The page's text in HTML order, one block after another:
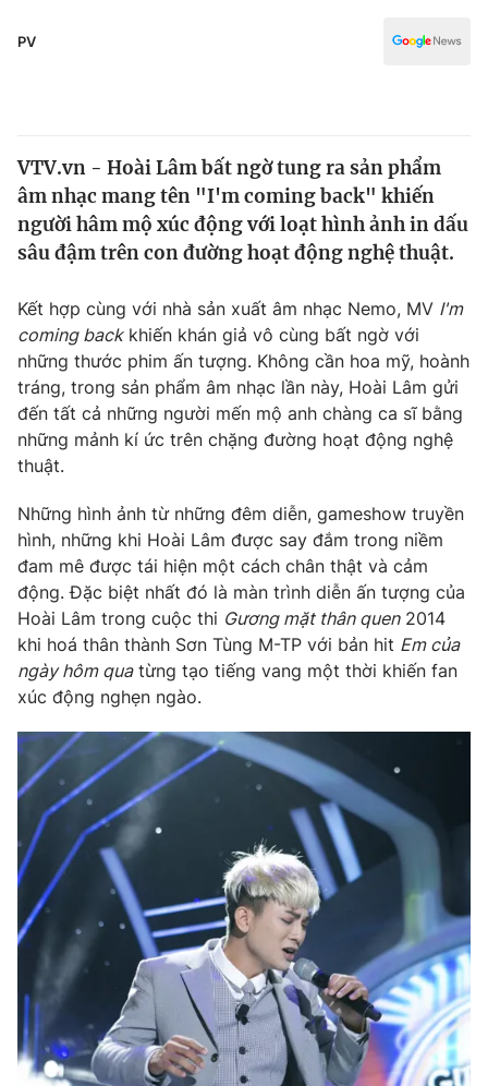
Pháp luật
Thế giới
Tin tức
Thế giới đó đây
Câu chuyện quốc tế
Kinh tế
Thị trường
Góc doanh nghiệp
Dữ liệu và đời sống
Truyền hình
Phim VTV
Hậu trường
Khán giả
Giải sao mai
Giải trí
Điện ảnh
Âm nhạc
Sao
Du lịch
Làm đẹp
Chất lượng cuộc sống
Giáo dục
Tuyển sinh
Học trực tuyến
Công nghệ
Hitech Công nghệ tương lai
Sản phẩm
Thị trường
Tư vấn
Giao lưu trực tuyến
Lịch phát sóng
Chuyên mục khác
Emagazine Podcast
Photo Infographic
Video Shorts video
VTV Money VTV Thể thao
PV
VTV.vn - Hoài Lâm bất ngờ tung ra sản phẩm
âm nhạc mang tên "I'm coming back" khiến
người hâm mộ xúc động với loạt hình ảnh in dấu
sâu đậm trên con đường hoạt động nghệ thuật.
Kết hợp cùng với nhà sản xuất âm nhạc Nemo, MV I'm
coming backkhiến khán giả vô cùng bất ngờ với
những thước phim ấn tượng. Không cần hoa mỹ, hoành
tráng, trong sản phẩm âm nhạc lần này, Hoài Lâm gửi
đến tất cả những người mến mộ anh chàng ca sĩ bằng
những mảnh kí ức trên chặng đường hoạt động nghệ
thuật.
Những hình ảnh từ những đêm diễn, gameshow truyền
hình, những khi Hoài Lâm được say đắm trong niềm
đam mê được tái hiện một cách chân thật và cảm
động. Đặc biệt nhất đó là màn trình diễn ấn tượng của
Hoài Lâm trong cuộc thi Gương mặt thân quen2014
khi hoá thân thành Sơn Tùng M-TP với bản hit Em của
ngày hôm quatừng tạo tiếng vang một thời khiến fan
xúc động nghẹn ngào.